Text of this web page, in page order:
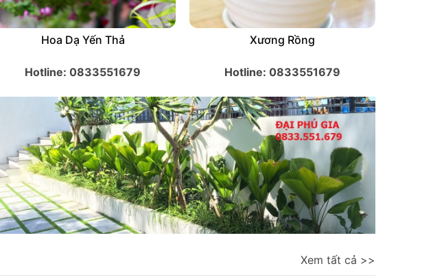
Hoa Dạ Yến Thả
Hotline: 0833551679
Xương Rồng
Hotline: 0833551679
Xem tất cả >>